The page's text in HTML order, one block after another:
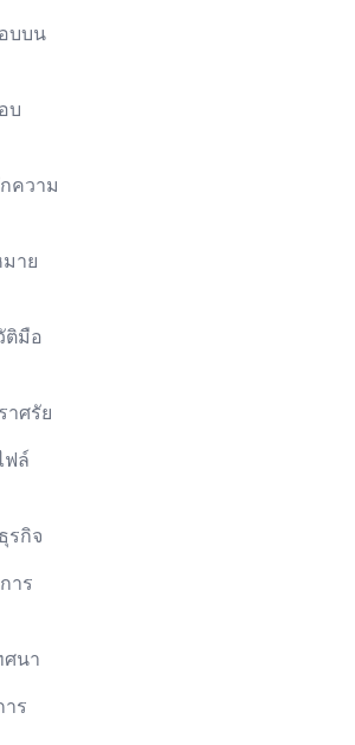
บบน
บ
ความ
มาย
ติมือ
าศรัย
ฟล์
รกิจ
าร
ศนา
าร